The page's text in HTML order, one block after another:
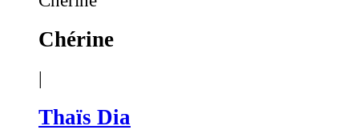
Chérine
Thaïs Dia